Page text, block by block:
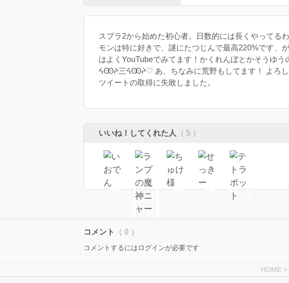
スプラ2から始めた初心者。日数的には長くやってる
モンは特に好きで、謎にたつじんで最高220%です、
はよくYouTubeでみてます！かくれんぼとかそうゆ
ᔦꙬᔨ三ᔦꙬᔨ♡ あ、ちなみに荒野もしてます！ よろし
ツイートの取得に失敗しました。
いいね！してくれた人 （ 5 ）
コメント （ 0 ）
コメントするにはログインが必要です
HOME >